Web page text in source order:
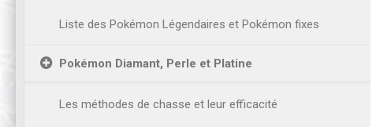
Liste des Pokémon Légendaires et Pokémon fixes
Pokémon Diamant, Perle et Platine
Les méthodes de chasse et leur efficacité